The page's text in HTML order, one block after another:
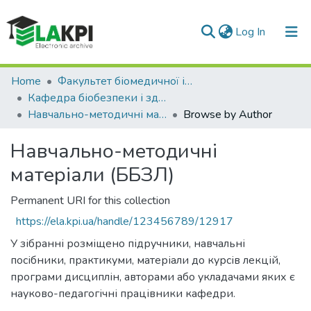
Log In (current)
Communities & Collections
All of DSpace
Home
Факультет біомедичної інженерії (ФБМІ)
Кафедра біобезпеки і здоров'я людини (ББЗЛ)
Навчально-методичні матеріали (ББЗЛ)
Browse by Author
Навчально-методичні
матеріали (ББЗЛ)
Permanent URI for this collection
https://ela.kpi.ua/handle/123456789/12917
У зібранні розміщено підручники, навчальні
посібники, практикуми, матеріали до курсів лекцій,
програми дисциплін, авторами або укладачами яких є
науково-педагогічні працівники кафедри.